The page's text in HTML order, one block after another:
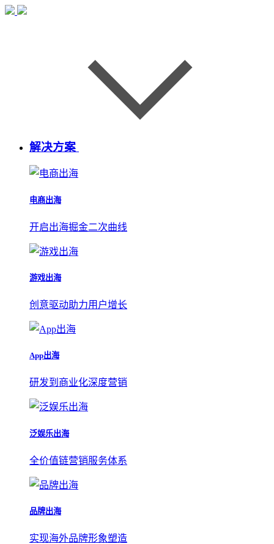
解决方案
电商出海
开启出海掘金二次曲线
游戏出海
创意驱动助力用户增长
App出海
研发到商业化深度营销
泛娱乐出海
全价值链营销服务体系
品牌出海
实现海外品牌形象塑造